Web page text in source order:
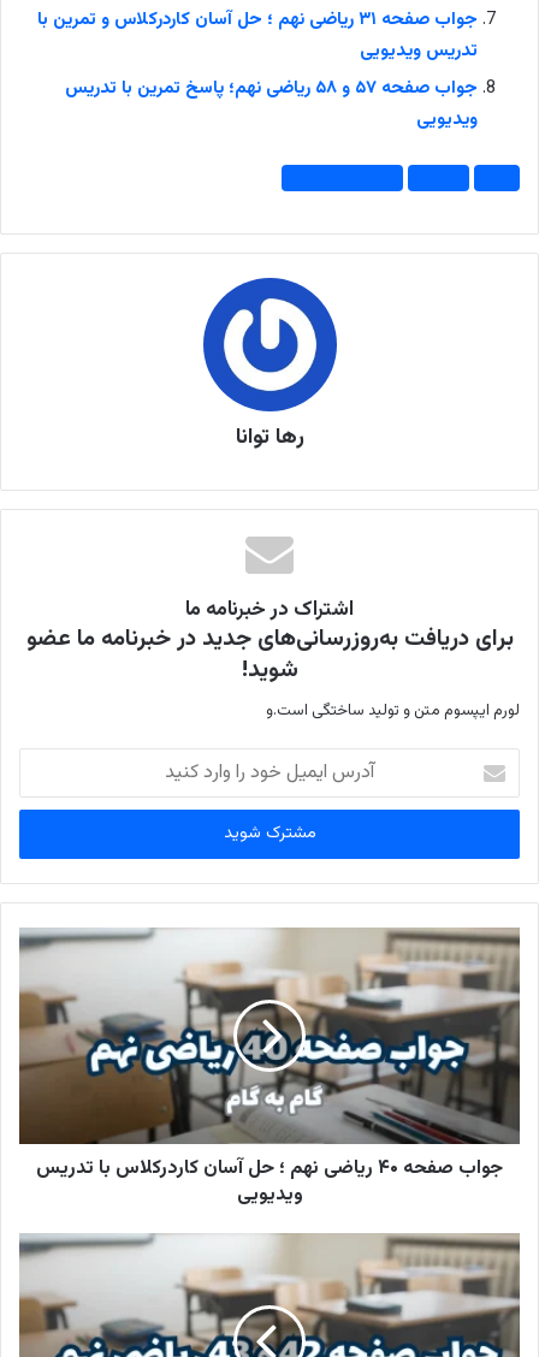
جواب صفحه ۳۱ ریاضی نهم ؛ حل آسان کاردرکلاس و تمرین با
تدریس ویدیویی
جواب صفحه ۵۷ و ۵۸ ریاضی نهم؛ پاسخ تمرین با تدریس
ویدیویی
رها توانا
اشتراک در خبرنامه ما
برای دریافت به‌روزرسانی‌های جدید در خبرنامه ما عضو
شوید!
لورم ایپسوم متن و تولید ساختگی است.و
ر
ا
ی
ی
ل
خ
و
ر
ا
ن
ی
د
جواب صفحه ۴۰ ریاضی نهم ؛ حل آسان کاردرکلاس با تدریس
ویدیویی